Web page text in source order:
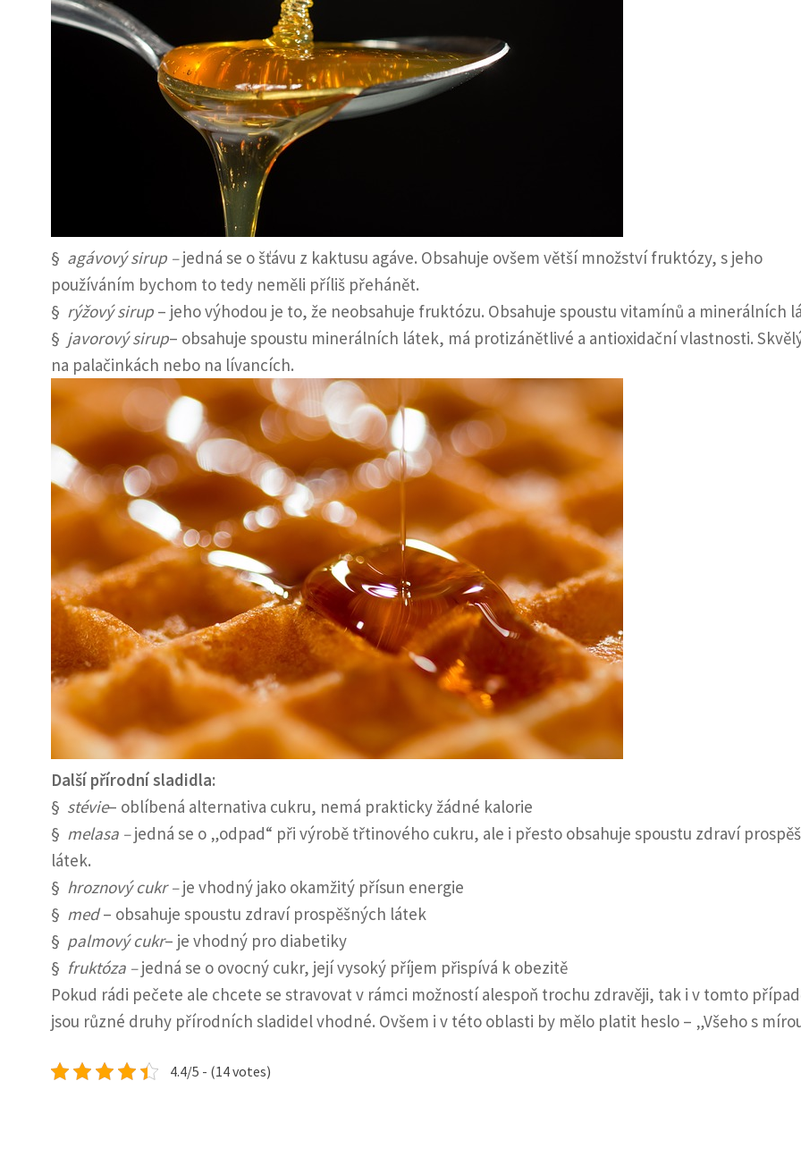
§ agávový sirup –jedná se o šťávu z kaktusu agáve. Obsahuje ovšem větší množství fruktózy, s jeho
používáním bychom to tedy neměli příliš přehánět.
§ rýžový sirup – jeho výhodou je to, že neobsahuje fruktózu. Obsahuje spoustu vitamínů a minerálních
§ javorový sirup– obsahuje spoustu minerálních látek, má protizánětlivé a antioxidační vlastnosti.
na palačinkách nebo na lívancích.
Další přírodní sladidla:
§ stévie– oblíbená alternativa cukru, nemá prakticky žádné kalorie
§ melasa –jedná se o „odpad“ při výrobě třtinového cukru, ale i přesto obsahuje spoustu zdraví
látek.
§ hroznový cukr –je vhodný jako okamžitý přísun energie
§ med– obsahuje spoustu zdraví prospěšných látek
§ palmový cukr– je vhodný pro diabetiky
§ fruktóza –jedná se o ovocný cukr, její vysoký příjem přispívá k obezitě
Pokud rádi pečete ale chcete se stravovat v rámci možností alespoň trochu zdravěji, tak i v tomto
jsou různé druhy přírodních sladidel vhodné. Ovšem i v této oblasti by mělo platit heslo – „Všeho s
4.4/5 - (14 votes)